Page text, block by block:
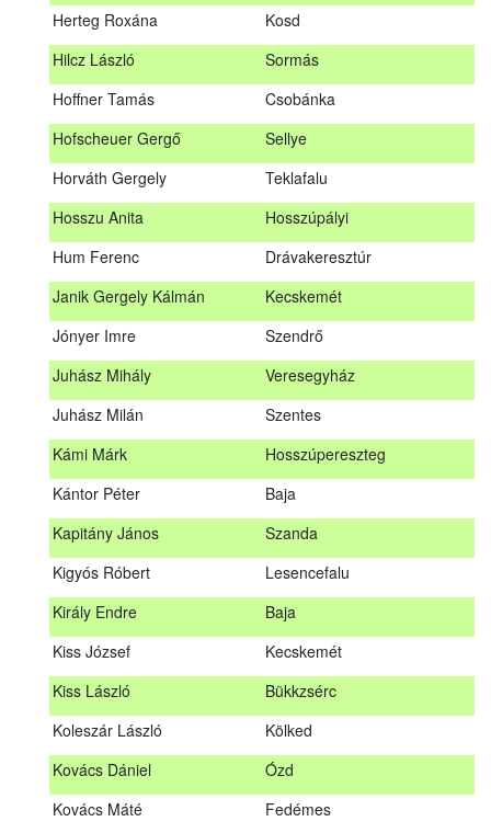
Herteg Roxána
Kosd
Hilcz László
Sormás
Hoffner Tamás
Csobánka
Hofscheuer Gergő
Sellye
Horváth Gergely
Teklafalu
Hosszu Anita
Hosszúpályi
Hum Ferenc
Drávakeresztúr
Janik Gergely Kálmán
Kecskemét
Jónyer Imre
Szendrő
Juhász Mihály
Veresegyház
Juhász Milán
Szentes
Kámi Márk
Hosszúpereszteg
Kántor Péter
Baja
Kapitány János
Szanda
Kigyós Róbert
Lesencefalu
Király Endre
Baja
Kiss József
Kecskemét
Kiss László
Bükkzsérc
Koleszár László
Kölked
Kovács Dániel
Ózd
Kovács Máté
Fedémes
Gombor Csaba
Kosd
Csobánka
Horváth Gergely
Hosszu Anita
Drávakeresztúr
Szendrő
Veresegyház
Juhász Milán
Kámi Márk
Kántor Péter
Baja